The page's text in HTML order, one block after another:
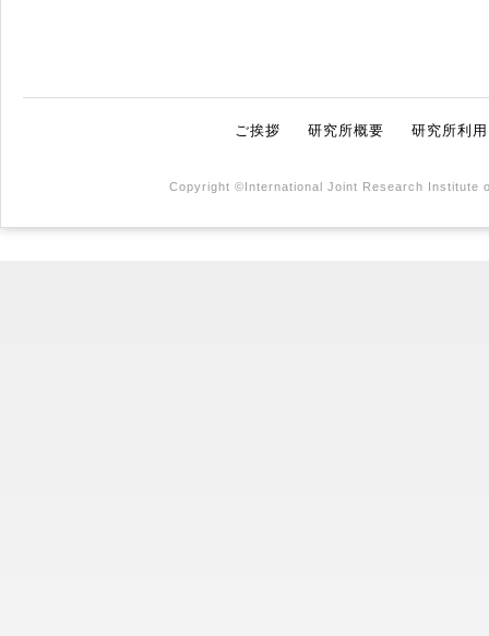
ご挨拶 研究所概要 研究所利
Copyright ©International Joint Research Institute